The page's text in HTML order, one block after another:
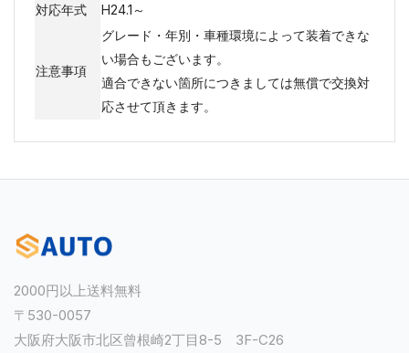
対応年式 H24.1～
注意事項
グレード・年別・車種環境によって装着できな
い場合もございます。
適合できない箇所につきましては無償で交換対
応させて頂きます。
2000円以上送料無料
〒530-0057
大阪府大阪市北区曾根崎2丁目8-5 3F-C26